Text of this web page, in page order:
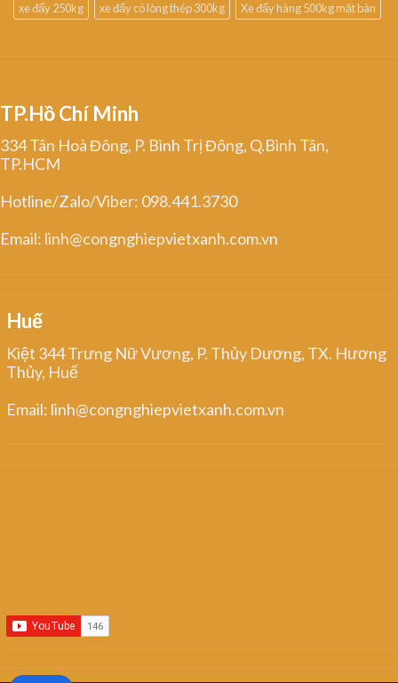
xe đẩy 250kg
xe đẩy có lòng thép 300kg Xe đẩy hàng 500kg mặt bàn
TP.Hồ Chí Minh
334 Tân Hoà Đông, P. Bình Trị Đông, Q.Bình Tân,
TP.HCM
Hotline/Zalo/Viber: 098.441.3730
Email: linh@congnghiepvietxanh.com.vn
Huế
Kiệt 344 Trưng Nữ Vương, P. Thủy Dương, TX. Hương
Thủy, Huế
Email: linh@congnghiepvietxanh.com.vn